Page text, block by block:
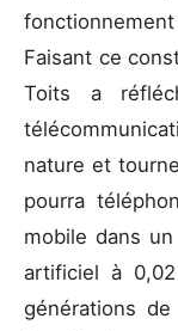
Faisant ce
Toits a
nature et
pourra
mobile dans
artificiel à
générations